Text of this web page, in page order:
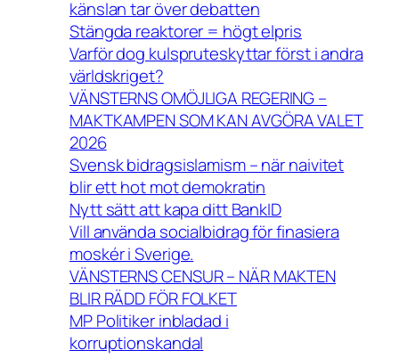
känslan tar över debatten
Stängda reaktorer = högt elpris
Varför dog kulspruteskyttar först i andra
världskriget?
VÄNSTERNS OMÖJLIGA REGERING –
MAKTKAMPEN SOM KAN AVGÖRA VALET
2026
Svensk bidragsislamism – när naivitet
blir ett hot mot demokratin
Nytt sätt att kapa ditt BankID
Vill använda socialbidrag för finasiera
moskér i Sverige.
VÄNSTERNS CENSUR – NÄR MAKTEN
BLIR RÄDD FÖR FOLKET
MP Politiker inbladad i
korruptionskandal